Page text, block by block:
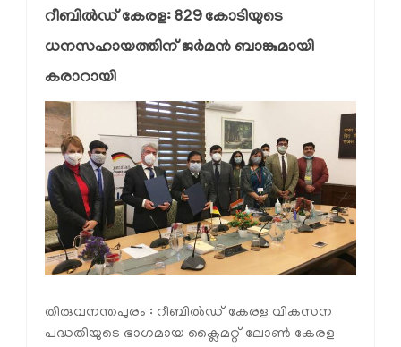
റീബില്‍ഡ് കേരള: 829 കോടിയുടെ
ധനസഹായത്തിന് ജര്‍മന്‍ ബാങ്കുമായി
കരാറായി
തിരുവനന്തപുരം : റീബില്‍ഡ് കേരള വികസന
പദ്ധതിയുടെ ഭാഗമായ ക്ലൈമറ്റ് ലോണ്‍ കേരള